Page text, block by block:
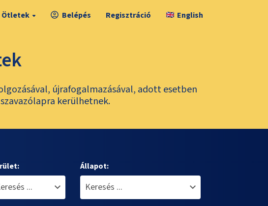
Ötletek Belépés Regisztráció English
újrafogalmazásával, adott esetben
kerülhetnek.
Állapot: